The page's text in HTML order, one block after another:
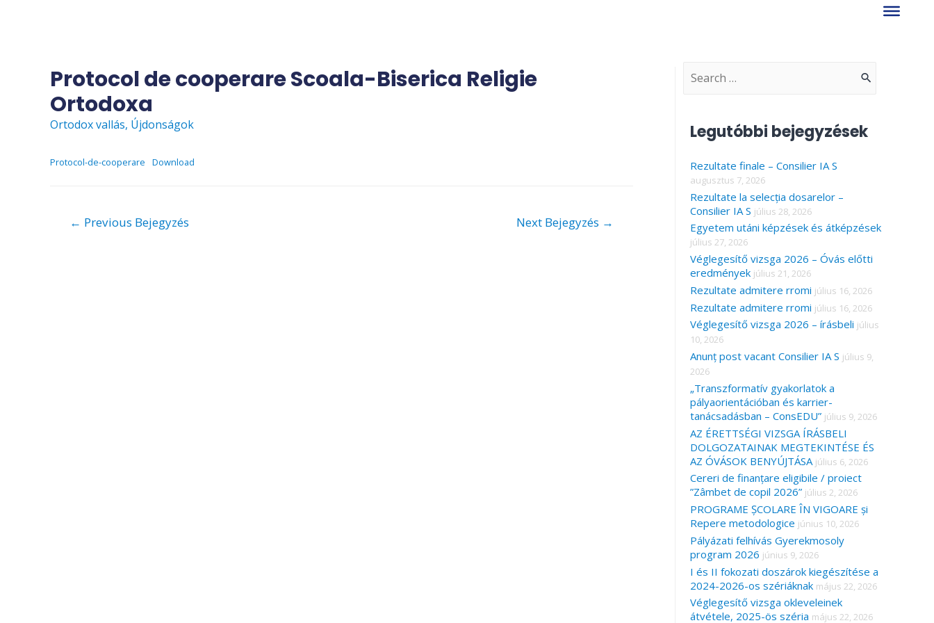
Protocol de cooperare Scoala-Biserica Religie
Ortodoxa
Ortodox vallás, Újdonságok
Protocol-de-cooperare Download
Bejegyzés
← Previous Bejegyzés Next Bejegyzés →
S
c
h
f
o
r
:
Legutóbbi bejegyzések
Rezultate finale – Consilier IA S
augusztus 7, 2026
Rezultate la selecția dosarelor –
Consilier IA S július 28, 2026
Egyetem utáni képzések és átképzések
július 27, 2026
Véglegesítő vizsga 2026 – Óvás előtti
eredmények július 21, 2026
Rezultate admitere rromi július 16, 2026
Rezultate admitere rromi július 16, 2026
Véglegesítő vizsga 2026 – írásbeli július
10, 2026
Anunț post vacant Consilier IA S július 9,
2026
„Transzformatív gyakorlatok a
pályaorientációban és karrier-
tanácsadásban – ConsEDU” július 9, 2026
AZ ÉRETTSÉGI VIZSGA ÍRÁSBELI
DOLGOZATAINAK MEGTEKINTÉSE ÉS
AZ ÓVÁSOK BENYÚJTÁSA július 6, 2026
Cereri de finanțare eligibile / proiect
”Zâmbet de copil 2026” július 2, 2026
PROGRAME ȘCOLARE ÎN VIGOARE și
Repere metodologice június 10, 2026
Pályázati felhívás Gyerekmosoly
program 2026 június 9, 2026
I és II fokozati doszárok kiegészítése a
2024-2026-os szériáknak május 22, 2026
Véglegesítő vizsga okleveleinek
átvétele, 2025-ös széria május 22, 2026